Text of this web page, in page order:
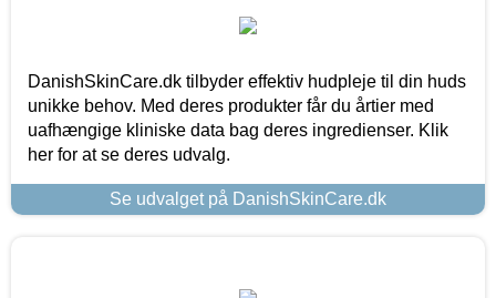
DanishSkinCare.dk tilbyder effektiv hudpleje til din huds
unikke behov. Med deres produkter får du årtier med
uafhængige kliniske data bag deres ingredienser. Klik
her for at se deres udvalg.
Se udvalget på DanishSkinCare.dk